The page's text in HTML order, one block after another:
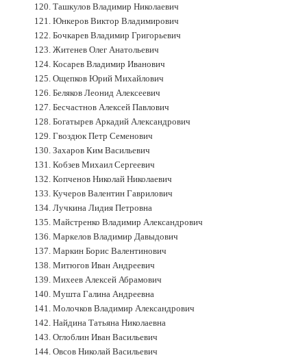
120. Ташкулов Владимир Николаевич
121. Юнкеров Виктор Владимирович
122. Бочкарев Владимир Григорьевич
123. Житенев Олег Анатольевич
124. Косарев Владимир Иванович
125. Ощепков Юрий Михайлович
126. Беляков Леонид Алексеевич
127. Бесчастнов Алексей Павлович
128. Богатырев Аркадий Александрович
129. Гвоздюк Петр Семенович
130. Захаров Ким Васильевич
131. Кобзев Михаил Сергеевич
132. Копченов Николай Николаевич
133. Кучеров Валентин Гаврилович
134. Лучкина Лидия Петровна
135. Майстренко Владимир Александрович
136. Маркелов Владимир Давыдович
137. Маркин Борис Валентинович
138. Митюгов Иван Андреевич
139. Михеев Алексей Абрамович
140. Мушта Галина Андреевна
141. Молочков Владимир Александрович
142. Найдина Татьяна Николаевна
143. Оглоблин Иван Васильевич
144. Овсов Николай Васильевич